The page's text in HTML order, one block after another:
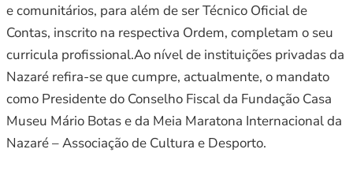
e comunitários, para além de ser Técnico Oficial de
Contas, inscrito na respectiva Ordem, completam o seu
curricula profissional.Ao nível de instituições privadas da
Nazaré refira-se que cumpre, actualmente, o mandato
como Presidente do Conselho Fiscal da Fundação Casa
Museu Mário Botas e da Meia Maratona Internacional da
Nazaré – Associação de Cultura e Desporto.